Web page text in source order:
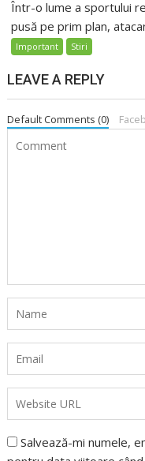
Într-o lume a sportului
pusă pe prim plan,
Important Stiri
LEAVE A REPLY
Default Comments (0)
Salvează-mi numele,